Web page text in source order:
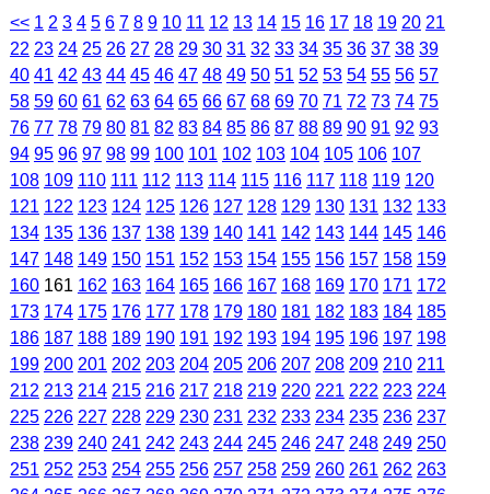
<< 1 2 3 4 5 6 7 8 9 10 11 12 13 14 15 16 17 18 19 20 21
22 23 24 25 26 27 28 29 30 31 32 33 34 35 36 37 38 39
40 41 42 43 44 45 46 47 48 49 50 51 52 53 54 55 56 57
58 59 60 61 62 63 64 65 66 67 68 69 70 71 72 73 74 75
76 77 78 79 80 81 82 83 84 85 86 87 88 89 90 91 92 93
94 95 96 97 98 99 100 101 102 103 104 105 106 107
108 109 110 111 112 113 114 115 116 117 118 119 120
121 122 123 124 125 126 127 128 129 130 131 132 133
134 135 136 137 138 139 140 141 142 143 144 145 146
147 148 149 150 151 152 153 154 155 156 157 158 159
160 161 162 163 164 165 166 167 168 169 170 171 172
173 174 175 176 177 178 179 180 181 182 183 184 185
186 187 188 189 190 191 192 193 194 195 196 197 198
199 200 201 202 203 204 205 206 207 208 209 210 211
212 213 214 215 216 217 218 219 220 221 222 223 224
225 226 227 228 229 230 231 232 233 234 235 236 237
238 239 240 241 242 243 244 245 246 247 248 249 250
251 252 253 254 255 256 257 258 259 260 261 262 263